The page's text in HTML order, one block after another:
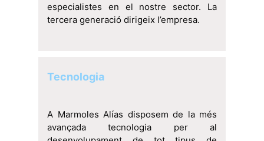
especialistes en el nostre sector. La
tercera generació dirigeix l’empresa.
Tecnologia
A Marmoles Alías disposem de la més
avançada tecnologia per al